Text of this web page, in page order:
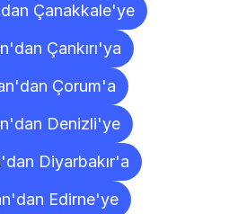
Çanakkale'ye
Çankırı'ya
Çorum'a
Denizli'ye
Diyarbakır'a
Edirne'ye